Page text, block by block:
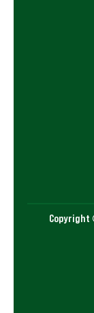
Copyright